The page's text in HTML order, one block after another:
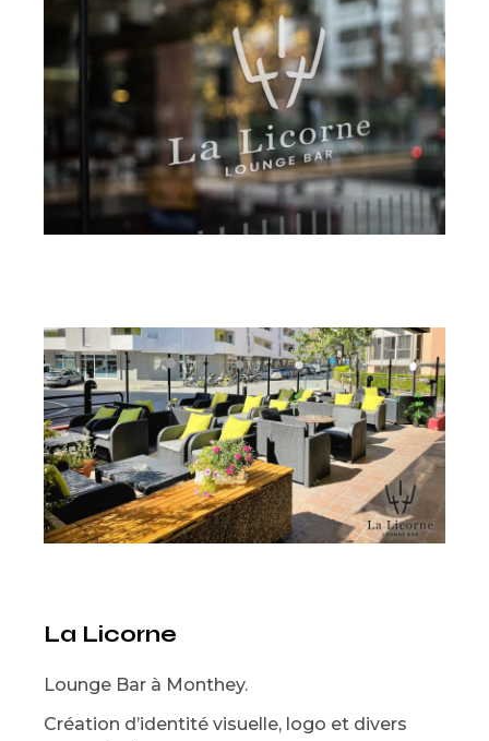
La Licorne
Lounge Bar à Monthey.
Création d’identité visuelle, logo et divers